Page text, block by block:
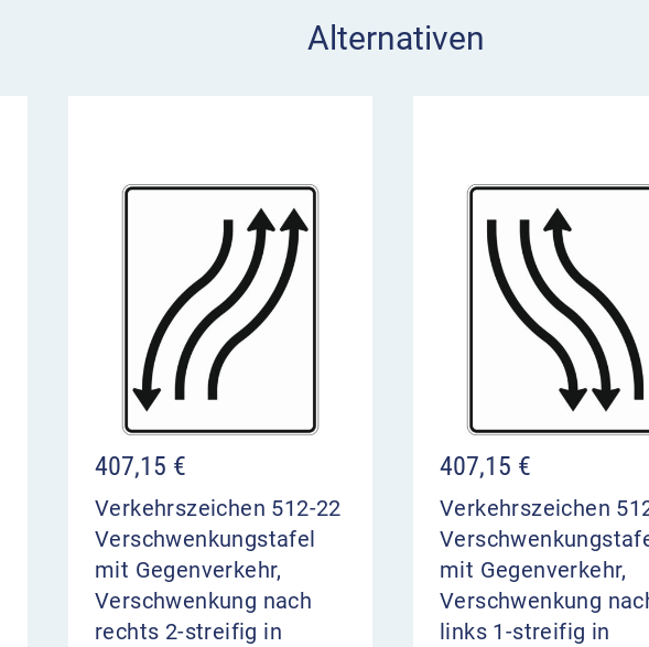
Alternativen
407,15 €
Verkehrszeichen 512-22
Verschwenkungstafel
mit Gegenverkehr,
Verschwenkung nach
rechts 2-streifig in
407,15 €
Verkehrszeichen
mit Gegenverkehr,
Verschwenkung
links 1-streifig in